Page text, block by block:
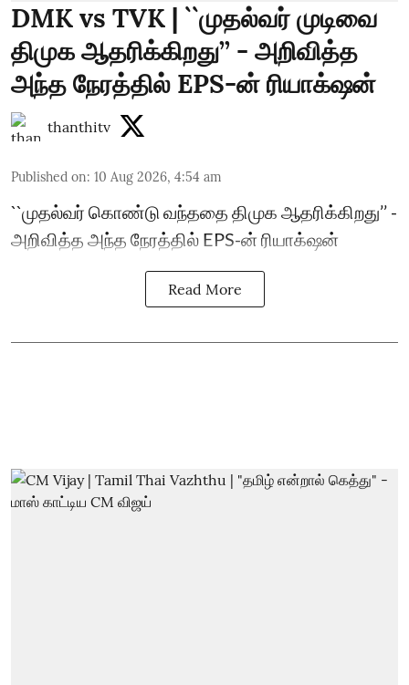
DMK vs TVK | ``முதல்வர் முடிவை
திமுக ஆதரிக்கிறது’’ - அறிவித்த
அந்த நேரத்தில் EPS-ன் ரியாக்‌ஷன்
thanthitv
Published on: 10 Aug 2026, 4:54 am
``முதல்வர் கொண்டு வந்ததை திமுக ஆதரிக்கிறது’’ -
அறிவித்த அந்த நேரத்தில் EPS-ன் ரியாக்‌ஷன்
Read More